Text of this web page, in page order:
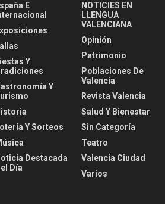
E
Y
Y
Y Sorteos
Destacada
Día
NOTICIES EN
LLENGUA
VALENCIANA
Opinión
Patrimonio
Poblaciones De
Valencia
Revista Valencia
Salud Y Bienestar
Sin Categoría
Teatro
Valencia Ciudad
Varios